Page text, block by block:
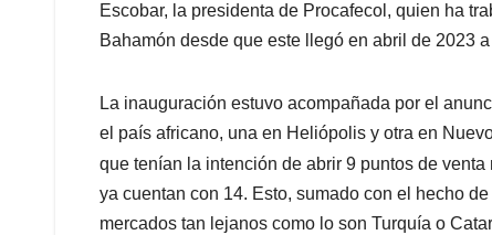
Escobar, la presidenta de Procafecol, quien ha
Bahamón desde que este llegó en abril de 2023
La inauguración estuvo acompañada por el
el país africano, una en Heliópolis y otra en
que tenían la intención de abrir 9 puntos de venta
ya cuentan con 14. Esto, sumado con el hecho
mercados tan lejanos como lo son Turquía o